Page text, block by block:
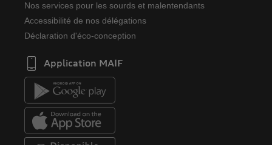
Nos services pour les sourds et malentendants
Accessibilité de nos délégations
Déclaration d'éco-conception
Application MAIF